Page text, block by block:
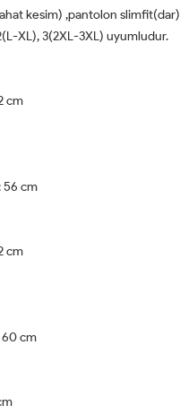
kesim) ,pantolon slimfit(dar)
XL), 3(2XL-3XL) uyumludur.
cm
56 cm
cm
60 cm